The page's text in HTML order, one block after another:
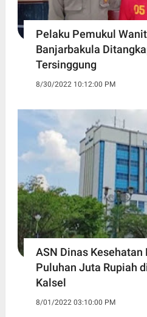
Pelaku Pemukul
Banjarbakula
Tersinggung
8/30/2022 10:12:00 PM
ASN Dinas Kesehatan
Puluhan Juta Rupiah
Kalsel
8/01/2022 03:10:00 PM